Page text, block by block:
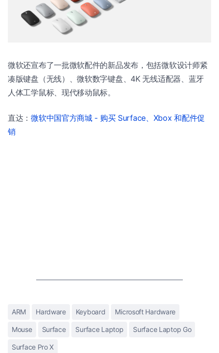
微软还宣布了一批微软配件的新品发布，包括微软设计师紧
凑版键盘（无线）、微软数字键盘、4K 无线适配器、蓝牙
人体工学鼠标、现代移动鼠标。
直达：微软中国官方商城 - 购买 Surface、Xbox 和配件促
销
ARM Hardware Keyboard Microsoft Hardware
Mouse Surface Surface Laptop Surface Laptop Go
Surface Pro X